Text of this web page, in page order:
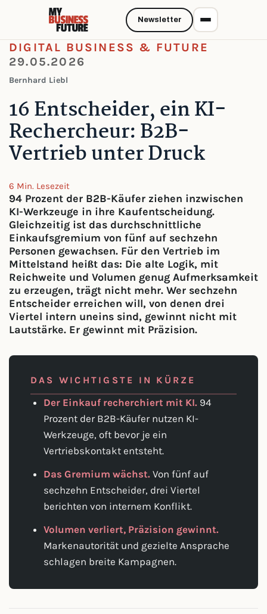
DIGITAL BUSINESS & FUTURE
29.05.2026
Bernhard Liebl
16 Entscheider, ein KI-
Rechercheur: B2B-
Vertrieb unter Druck
6 Min. Lesezeit
94 Prozent der B2B-Käufer ziehen inzwischen
KI-Werkzeuge in ihre Kaufentscheidung.
Gleichzeitig ist das durchschnittliche
Einkaufsgremium von fünf auf sechzehn
Personen gewachsen. Für den Vertrieb im
Mittelstand heißt das: Die alte Logik, mit
Reichweite und Volumen genug Aufmerksamkeit
zu erzeugen, trägt nicht mehr. Wer sechzehn
Entscheider erreichen will, von denen drei
Viertel intern uneins sind, gewinnt nicht mit
Lautstärke. Er gewinnt mit Präzision.
DAS WICHTIGSTE IN KÜRZE
Der Einkauf recherchiert mit KI. 94
Prozent der B2B-Käufer nutzen KI-
Werkzeuge, oft bevor je ein
Vertriebskontakt entsteht.
Das Gremium wächst. Von fünf auf
sechzehn Entscheider, drei Viertel
berichten von internem Konflikt.
Volumen verliert, Präzision gewinnt.
Markenautorität und gezielte Ansprache
schlagen breite Kampagnen.
Newsletter